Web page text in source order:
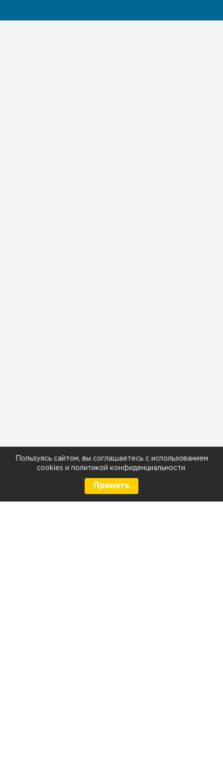
Пользуясь сайтом, вы соглашаетесь с использованием
cookies и политикой конфиденциальности
Принять